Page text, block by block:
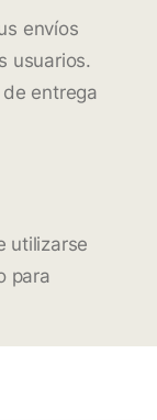
envíos
usuarios.
entrega
utilizarse
para